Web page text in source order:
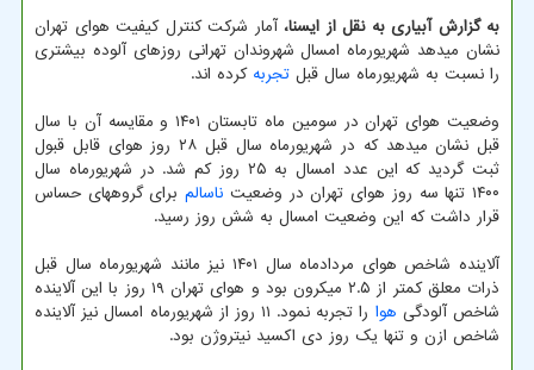
به گزارش آبیاری به نقل از ایسنا،آمار شرکت کنترل کیفیت هوای تهران
نشان میدهد شهریورماه امسال شهروندان تهرانی روزهای آلوده بیشتری
را نسبت به شهریورماه سال قبل تجربه کرده اند.
وضعیت هوای تهران در سومین ماه تابستان ۱۴۰۱ و مقایسه آن با سال
قبل نشان میدهد که در شهریورماه سال قبل ۲۸ روز هوای قابل قبول
ثبت گردید که این عدد امسال به ۲۵ روز کم شد. در شهریورماه سال
۱۴۰۰ تنها سه روز هوای تهران در وضعیت
ناسالمبرای گروههای حساس
قرار داشت که این وضعیت امسال به شش روز رسید.
آلاینده شاخص هوای مردادماه سال ۱۴۰۱ نیز مانند شهریورماه سال قبل
ذرات معلق کمتر از ۲.۵ میکرون بود و هوای تهران ۱۹ روز با این آلاینده
شاخص آلودگی هوا
را تجربه نمود. ۱۱ روز از شهریورماه امسال نیز آلاینده
شاخص ازن و تنها یک روز دی اکسید نیتروژن بود.